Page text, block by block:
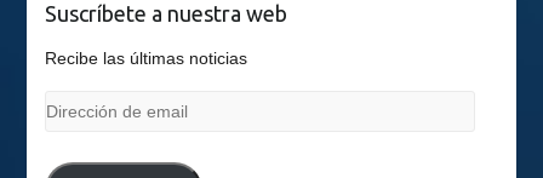
Suscríbete a nuestra web
Recibe las últimas noticias
Dirección
email